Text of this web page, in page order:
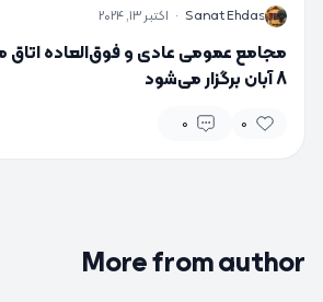
S
Sanat Ehdas
· اکتبر 13, 2024
مجامع عمومی عادی و فوق‌العاده اتاق
8 آبان برگزار می‌شود
0
0
More from author